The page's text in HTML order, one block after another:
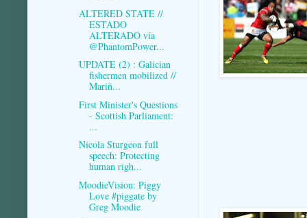
ALTERED STATE //
ESTADO
ALTERADO vía
@PhantomPower...
UPDATE (2) : Galician
fishermen mobilized //
Mariñ...
First Minister's Questions
- Scottish Parliament:
...
Nicola Sturgeon full
speech: Protecting
human righ...
MoodieVision: Piggy
Love #piggate by
Greg Moodie